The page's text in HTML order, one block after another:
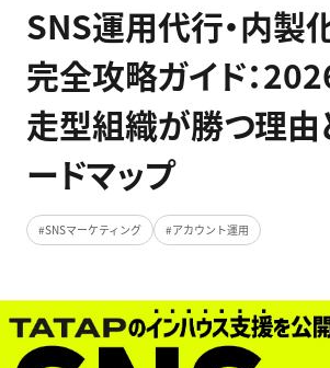
SNS運用代行・内製
完全攻略ガイド：
走型組織が勝つ理由
ードマップ
SNSマーケティング アカウント運用